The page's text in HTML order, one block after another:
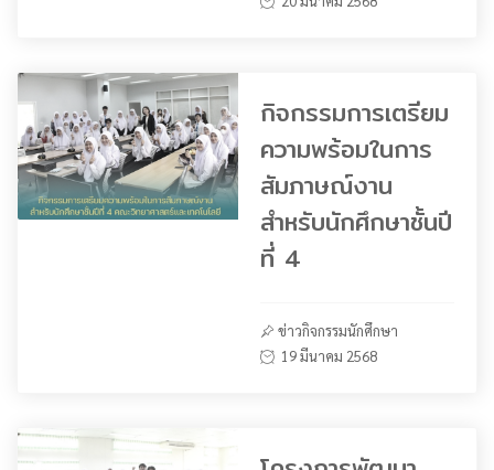
กิจกรรมการเตรียม
ความพร้อมในการ
สัมภาษณ์งาน
สำหรับนักศึกษาชั้นปี
ที่ 4
ข่าวกิจกรรมนักศึกษา
19 มีนาคม 2568